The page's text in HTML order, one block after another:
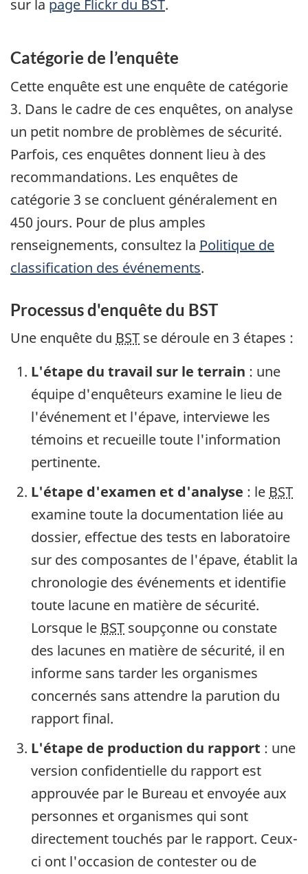
sur la page Flickr du BST.
Catégorie de l’enquête
Cette enquête est une enquête de catégorie
3. Dans le cadre de ces enquêtes, on analyse
un petit nombre de problèmes de sécurité.
Parfois, ces enquêtes donnent lieu à des
recommandations. Les enquêtes de
catégorie 3 se concluent généralement en
450 jours. Pour de plus amples
renseignements, consultez la Politique de
classification des événements.
Processus d'enquête du BST
Une enquête du BST se déroule en 3 étapes :
L'étape du travail sur le terrain : une
équipe d'enquêteurs examine le lieu de
l'événement et l'épave, interviewe les
témoins et recueille toute l'information
pertinente.
L'étape d'examen et d'analyse : le BST
examine toute la documentation liée au
dossier, effectue des tests en laboratoire
sur des composantes de l'épave, établit la
chronologie des événements et identifie
toute lacune en matière de sécurité.
Lorsque le BST soupçonne ou constate
des lacunes en matière de sécurité, il en
informe sans tarder les organismes
concernés sans attendre la parution du
rapport final.
L'étape de production du rapport : une
version confidentielle du rapport est
approuvée par le Bureau et envoyée aux
personnes et organismes qui sont
directement touchés par le rapport. Ceux-
ci ont l'occasion de contester ou de